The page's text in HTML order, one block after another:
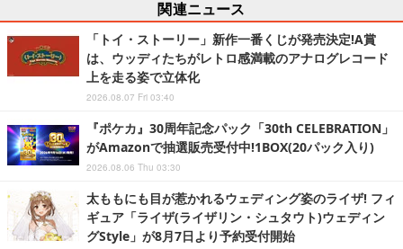
関連ニュース
「トイ・ストーリー」新作一番くじが発売決定!A賞
は、ウッディたちがレトロ感満載のアナログレコード
上を走る姿で立体化
2026.08.07 Fri 03:40
『ポケカ』30周年記念パック「30th CELEBRATION」
がAmazonで抽選販売受付中!1BOX(20パック入り)
2026.08.06 Thu 03:30
太ももにも目が惹かれるウェディング姿のライザ! フィ
ギュア「ライザ(ライザリン・シュタウト)ウェディン
グStyle」が8月7日より予約受付開始